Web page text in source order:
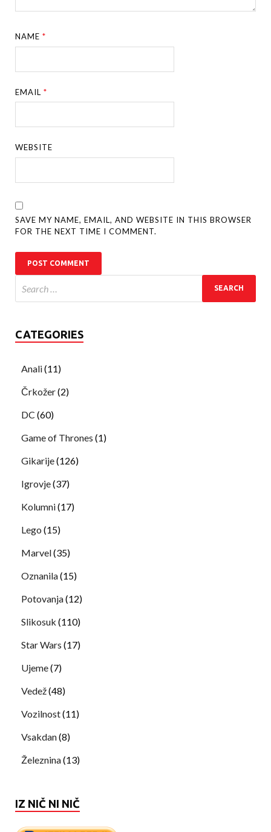
NAME*
EMAIL*
WEBSITE
SAVE MY NAME, EMAIL, AND WEBSITE IN THIS BROWSER
FOR THE NEXT TIME I COMMENT.
CATEGORIES
Anali(11)
Črkožer(2)
DC (60)
Game of Thrones (1)
Gikarije(126)
Igrovje(37)
Kolumni(17)
Lego (15)
Marvel(35)
Oznanila(15)
Potovanja(12)
Slikosuk (110)
Star Wars (17)
Ujeme(7)
Vedež(48)
Vozilnost(11)
Vsakdan(8)
Železnina(13)
IZ NIČ NI NIČ